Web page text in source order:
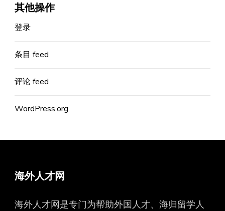
其他操作
登录
条目 feed
评论 feed
WordPress.org
海外人才网
海外人才网是专门为帮助外国人才、海归留学人